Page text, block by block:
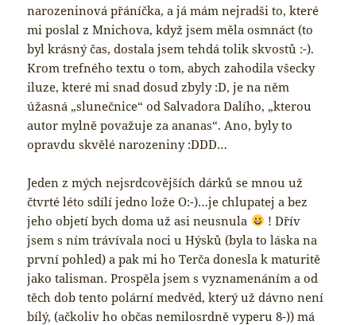
narozeninová přáníčka, a já mám nejradši to, které
mi poslal z Mnichova, když jsem měla osmnáct (to
byl krásný čas, dostala jsem tehdá tolik skvostů :-).
Krom trefného textu o tom, abych zahodila všecky
iluze, které mi snad dosud zbyly :D, je na něm
úžasná „slunečnice“ od Salvadora Dalího, „kterou
autor mylně považuje za ananas“. Ano, byly to
opravdu skvělé narozeniny :DDD…
Jeden z mých nejsrdcovějších dárků se mnou už
čtvrté léto sdílí jedno lože O:-)…je chlupatej a bez
jeho objetí bych doma už asi neusnula
! Dřív
jsem s ním trávívala noci u Hýsků (byla to láska na
první pohled) a pak mi ho Terča donesla k maturitě
jako talisman. Prospěla jsem s vyznamenáním a od
těch dob tento polární medvěd, který už dávno není
bílý, (ačkoliv ho občas nemilosrdně vyperu 8-)) má